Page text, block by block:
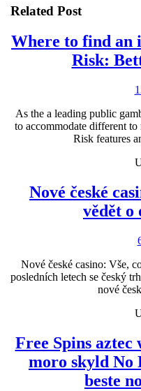
Related Post
Where to find an
Risk:
As the a leading public
to accommodate different
Risk features
Nové české
vědět o
Nové české casino: Vše,
posledních letech se český
nové
Free Spins
moro skyld No
beste